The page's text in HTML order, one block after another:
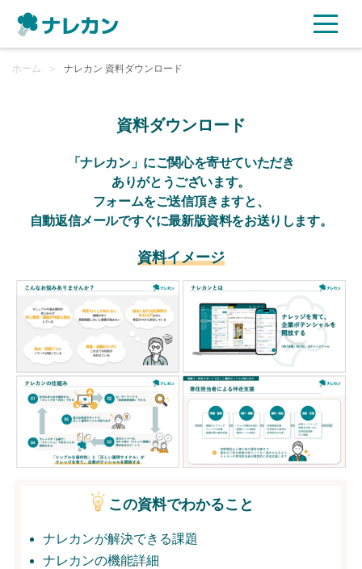
ご利用プラン
ご利用企業様の声
セキュリティ
よくある質問
資料ダウンロード
無料トライアル
ログイン
ホーム ＞ ナレカン 資料ダウンロード
資料ダウンロード
「ナレカン」にご関心を寄せていただき
ありがとうございます。
フォームをご送信頂きますと、
自動返信メールですぐに最新版資料をお送りします。
資料イメージ
この資料でわかること
ナレカンが解決できる課題
ナレカンの機能詳細